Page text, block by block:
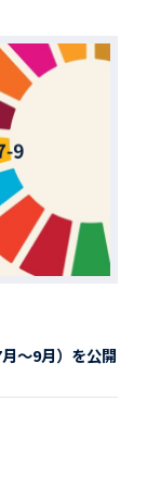
ビュー
〜9月）を公開